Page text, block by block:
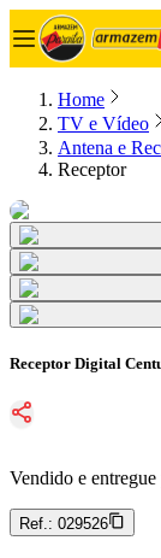
Home
TV e Vídeo
Antena e
Receptor
Receptor Digital
Vendido e entregue
Ref.: 029526